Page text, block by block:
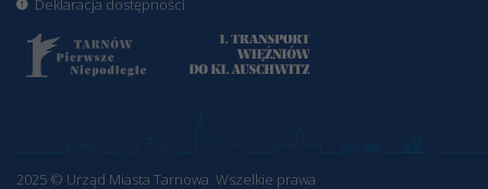
Deklaracja dostępności
2025 © Urząd Miasta Tarnowa. Wszelkie prawa